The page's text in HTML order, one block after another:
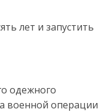
лет и запустить
одежного
военной операции